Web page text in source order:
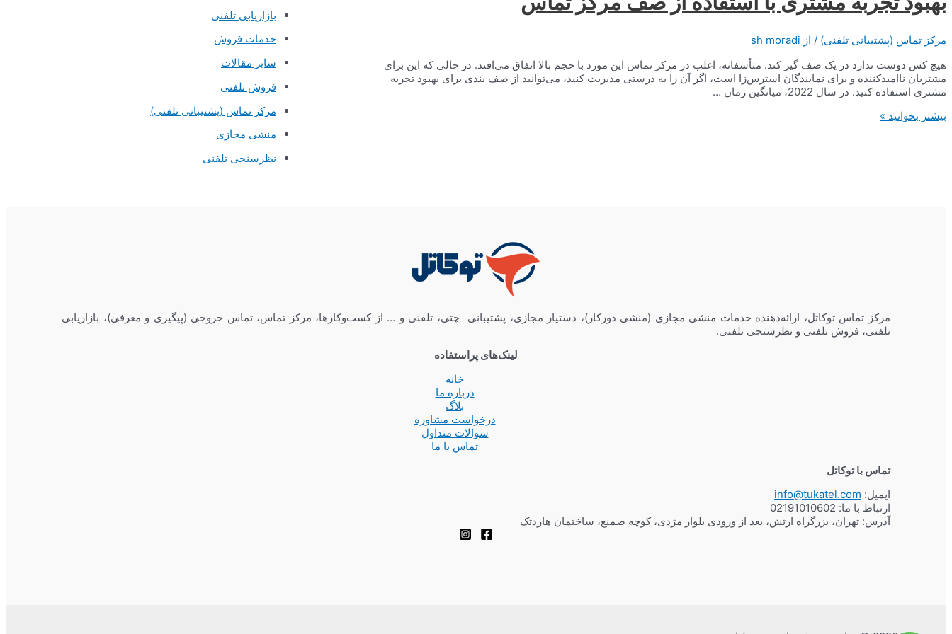
مرکز تماس (پشتیبانی تلفنی) / از sh moradi
هیچ کس دوست ندارد در یک صف گیر کند. متأسفانه، اغلب در مرکز تماس این مورد با حجم بالا اتفاق می‌افتد. در حالی که این برای
مشتریان ناامیدکننده و برای نمایندگان استرس‌زا است، اگر آن را به درستی مدیریت کنید، می‌توانید از صف بندی برای بهبود تجربه
مشتری استفاده کنید. در سال 2022، میانگین زمان …
بهبود
مرکز
بیشتر بخوانید »
بازاریابی تلفنی
خدمات فروش
سایر مقالات
فروش تلفنی
مرکز تماس (پشتیبانی تلفنی)
منشی مجازی
نظرسنجی تلفنی
مرکز تماس توکاتل، ارائه‌دهنده خدمات منشی مجازی (منشی دورکار)، دستیار مجازی، پشتیبانی چتی، تلفنی و … از کسب‌وکارها، مرکز تماس، تماس خروجی (پیگیری و معرفی)، بازاریابی
تلفنی، فروش تلفنی و نظرسنجی تلفنی.
لینک‌های پراستفاده
خانه
درباره ما
بلاگ
درخواست مشاوره
سوالات متداول
تماس با ما
تماس با توکاتل
ایمیل: info@tukatel.com
ارتباط با ما: 02191010602
آدرس: تهران، بزرگراه ارتش، بعد از ورودی بلوار مژدی، کوچه صمیع، ساختمان هاردتک